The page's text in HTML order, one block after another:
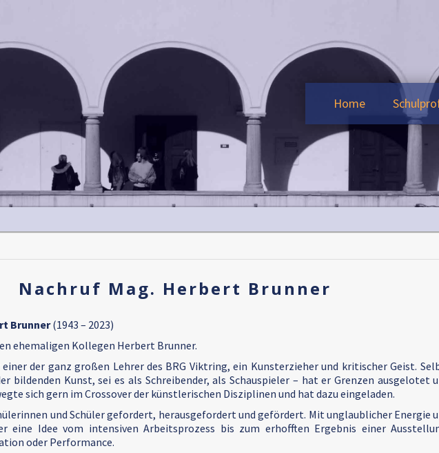
Home
Nachruf Mag. Herbert Brunner
Brunner(1943 – 2023)
ehemaligen Kollegen Herbert Brunner.
der ganz großen Lehrer des BRG Viktring, ein Kunsterzieher und kritischer Geist.
bildenden Kunst, sei es als Schreibender, als Schauspieler – hat er Grenzen ausgelotet
sich gern im Crossover der künstlerischen Disziplinen und hat dazu eingeladen.
und Schüler gefordert, herausgefordert und gefördert. Mit unglaublicher Energie
eine Idee vom intensiven Arbeitsprozess bis zum erhofften Ergebnis einer
oder Performance.